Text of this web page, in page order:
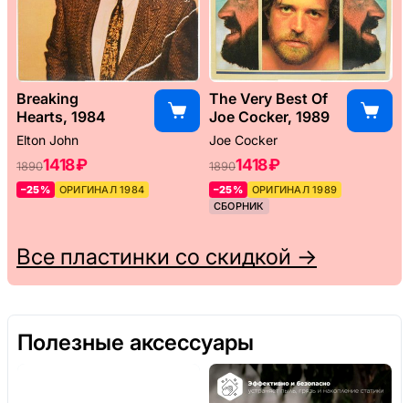
Breaking
Hearts, 1984
Elton John
18901418 ₽
–25% ОРИГИНАЛ 1984
The Very Best Of
Joe Cocker, 1989
Joe Cocker
18901418 ₽
–25%
ОРИГИНАЛ 1989
СБОРНИК
Все пластинки со скидкой →
Полезные аксессуары